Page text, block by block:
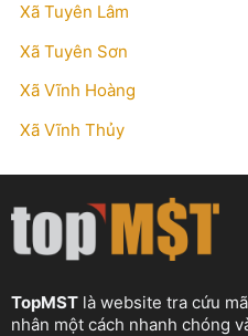
Xã Tuyên Lâm
Xã Tuyên Sơn
Xã Vĩnh Hoàng
Xã Vĩnh Thủy
TopMST là website tra cứu
nhân một cách nhanh chóng